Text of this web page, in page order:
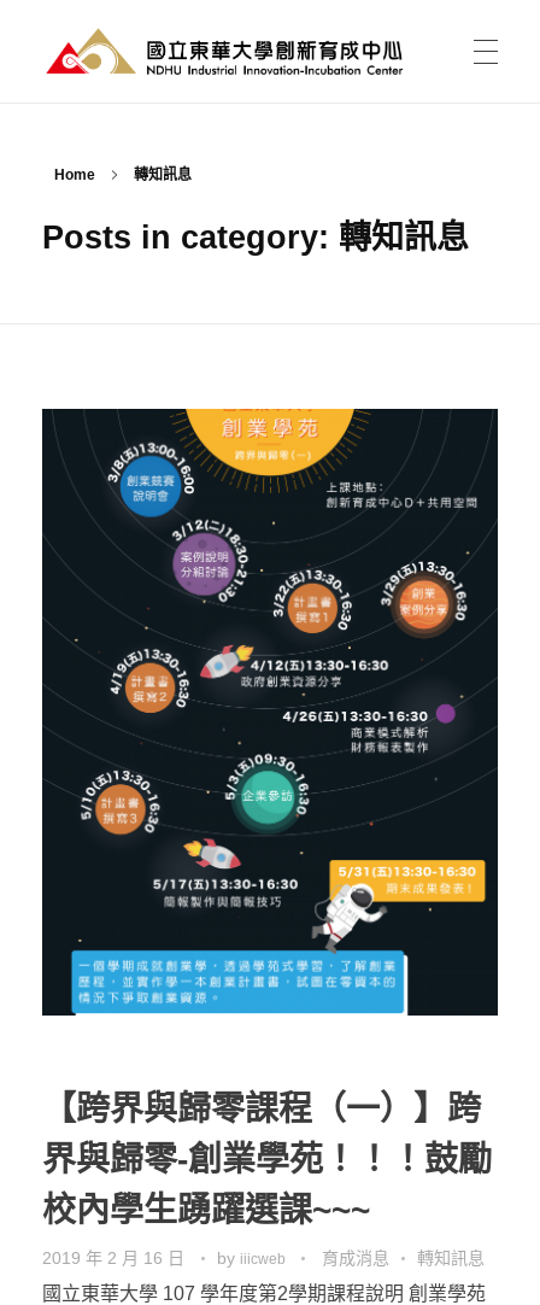
我的育成
進駐育成
空間介紹與租用
行政人員介紹
吳其璁 經理
劉美慧 助理
課程活動
東之皇華創業競賽
活動花絮
東區聯盟相關資訊
轉知訊息
舊網站訊息(2019前)
資料櫃
關於中心
樓層平面圖
東區聯盟
聯絡育成
其他資源
國立東華大學
研究發展處
社團法人中華創業育成協會
百萬旗艦計畫
Home 轉知訊息
Posts in category: 轉知訊息
【跨界與歸零課程（一）】跨
界與歸零-創業學苑！！！鼓勵
校內學生踴躍選課~~~
2019 年 2 月 16 日 by iiicweb 育成消息 轉知訊息
國立東華大學 107 學年度第2學期課程說明 創業學苑